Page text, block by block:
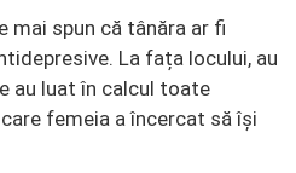
mai spun că tânăra ar fi
La fața locului, au
au luat în calcul toate
femeia a încercat să își